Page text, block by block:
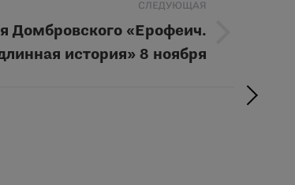
СЛЕДУЮЩАЯ
Домбровского «Ерофеич.
история» 8 ноября